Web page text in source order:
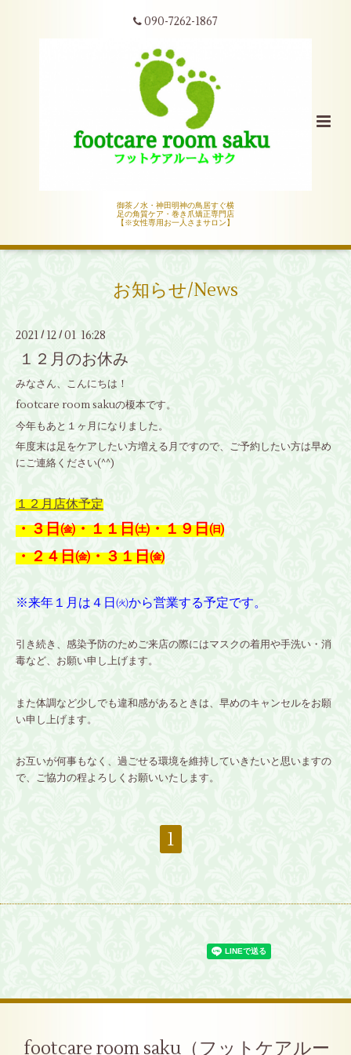
090-7262-1867
御茶ノ水・神田明神の鳥居すぐ横
足の角質ケア・巻き爪矯正専門店
【※女性専用お一人さまサロン】
お知らせ/News
2021 / 12 /01 16:28
１２月のお休み
みなさん、こんにちは！
footcare room sakuの榎本です。
今年もあと１ヶ月になりました。
年度末は足をケアしたい方増える月ですので、ご予約したい方は早め
にご連絡ください(^^)
１２月店休予定
・３日㈮・１１日㈯・１９日㈰
・２４日㈮・３１日㈮
※来年１月は４日㈫から営業する予定です。
引き続き、感染予防のためご来店の際にはマスクの着用や手洗い・消
毒など、お願い申し上げます。
また体調など少しでも違和感があるときは、早めのキャンセルをお願
い申し上げます。
お互いが何事もなく、過ごせる環境を維持していきたいと思いますの
で、ご協力の程よろしくお願いいたします。
1
footcare room saku（フットケアルー